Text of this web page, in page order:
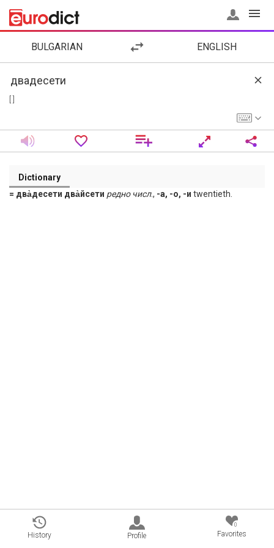
BULGARIAN ENGLISH
Dictionary
= два̀десети два̀йсети редно числ., -а, -о, -и twentieth.
History Profile
0
Favorites